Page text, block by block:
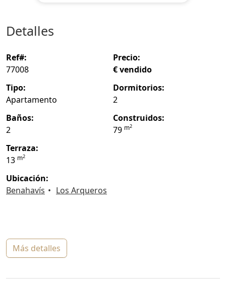
detalles
ref#:
77008
precio:
€ vendido
tipo:
Apartamento
dormitorios:
2
baños:
2
construidos:
79 m2
terraza:
13 m2
ubicación:
Benahavís
Los Arqueros
más detalles